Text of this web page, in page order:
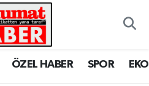
ÖZEL HABER SPOR